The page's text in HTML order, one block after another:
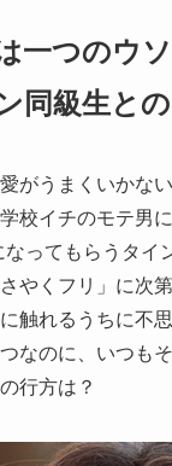
一つのウ
同級生と
がうまくいかな
校イチのモテ男
なってもらうタ
やくフリ」に次
触れるうちに不
なのに、いつも
行方は？